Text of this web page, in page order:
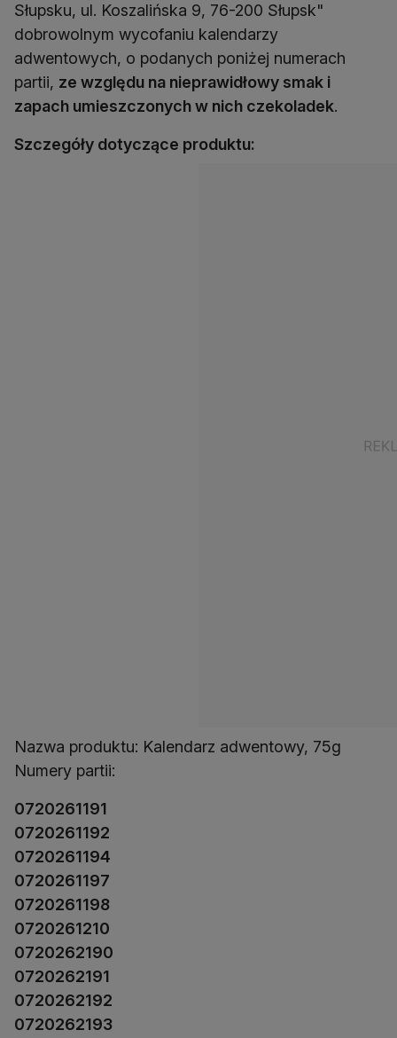
Słupsku, ul. Koszalińska 9, 76-200 Słupsk"
dobrowolnym wycofaniu kalendarzy
adwentowych, o podanych poniżej numerach
partii, ze względu na nieprawidłowy smak i
zapach umieszczonych w nich czekoladek.
Szczegóły dotyczące produktu:
Nazwa produktu: Kalendarz adwentowy, 75g
Numery partii:
0720261191
0720261192
0720261194
0720261197
0720261198
0720261210
0720262190
0720262191
0720262192
0720262193